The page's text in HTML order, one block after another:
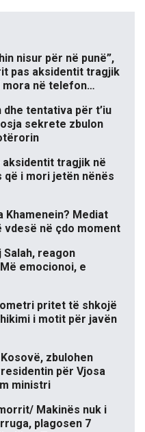
nisur për në punë”,
pas aksidentit tragjik
mora në telefon…
tentativa për t’iu
sekrete zbulon
aksidentit tragjik në
që i mori jetën nënës
Khamenein? Mediat
vdesë në çdo moment
reagon
emocionoi, e
pritet të shkojë
i motit për javën
zbulohen
për Vjosa
ministri
Makinës nuk i
plagosen 7